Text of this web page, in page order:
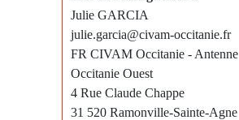
Julie GARCIA
julie.garcia@civam-occitanie.fr
FR CIVAM Occitanie - Antenne
Occitanie Ouest
4 Rue Claude Chappe
31 520 Ramonville-Sainte-Agne